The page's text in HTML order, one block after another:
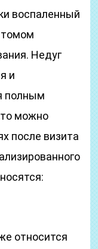
воспаленный
Недуг
и
полным
можно
после визита
относится